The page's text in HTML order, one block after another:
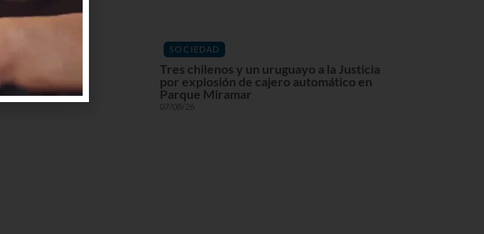
SOCIEDAD
Tres chilenos y un uruguayo a la Justicia
por explosión de cajero automático en
Parque Miramar
07/08/26